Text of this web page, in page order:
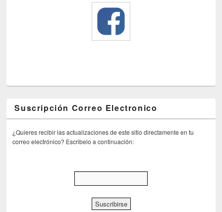
Suscripción Correo Electronico
¿Quieres recibir las actualizaciones de este sitio directamente en tu
correo electrónico? Escribelo a continuación: